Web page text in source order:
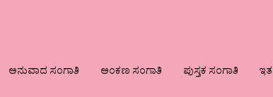
ಅನುವಾದ ಸಂಗಾತಿ ಅಂಕಣ ಸಂಗಾತಿ ಪುಸ್ತಕ ಸಂಗಾತಿ